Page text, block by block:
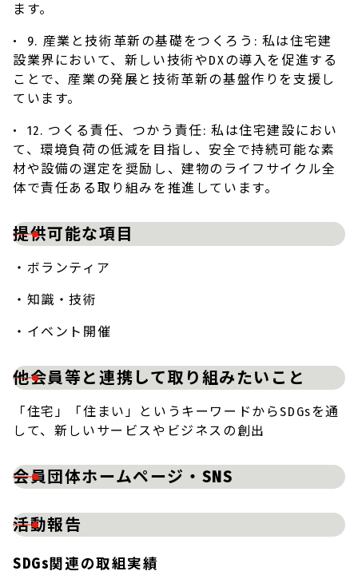
ます。
• 9. 産業と技術革新の基礎をつくろう: 私は住宅建
設業界において、新しい技術やDXの導入を促進する
ことで、産業の発展と技術革新の基盤作りを支援し
ています。
• 12. つくる責任、つかう責任: 私は住宅建設におい
て、環境負荷の低減を目指し、安全で持続可能な素
材や設備の選定を奨励し、建物のライフサイクル全
体で責任ある取り組みを推進しています。
提供可能な項目
・ボランティア
・知識・技術
・イベント開催
他会員等と連携して取り組みたいこと
「住宅」「住まい」というキーワードからSDGsを通
して、新しいサービスやビジネスの創出
会員団体ホームページ・SNS
活動報告
SDGs関連の取組実績